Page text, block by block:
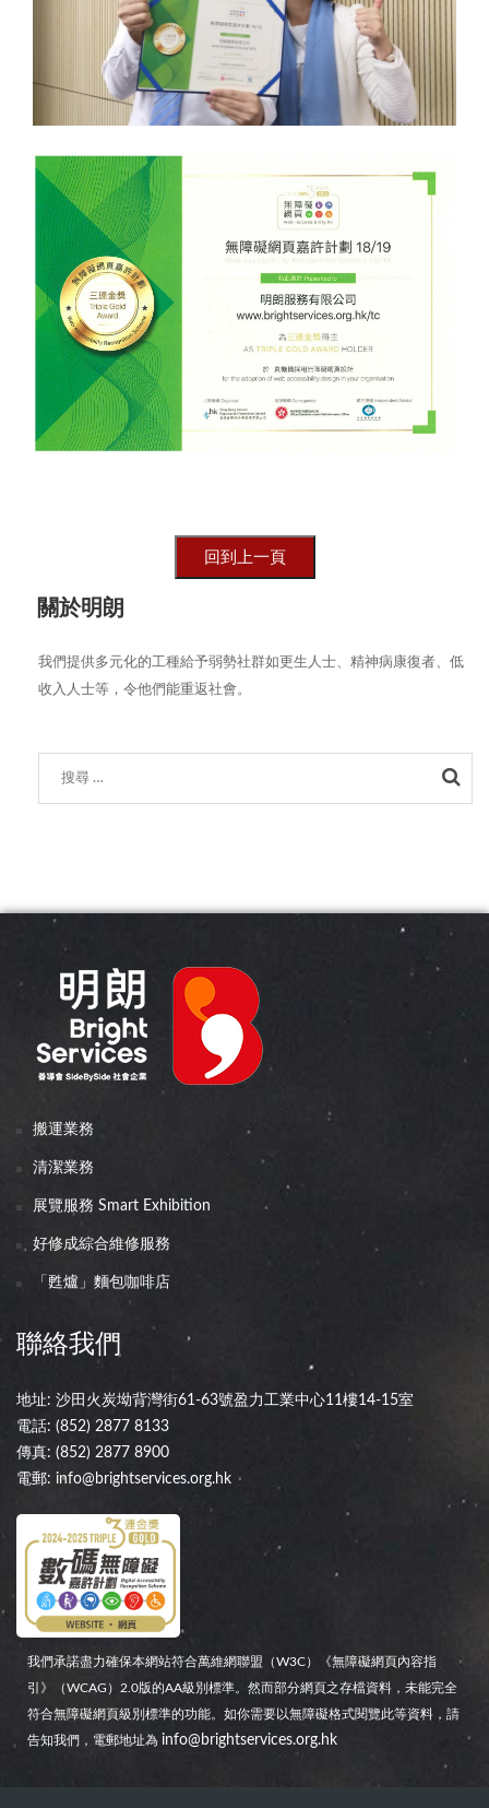
關於明朗
我們提供多元化的工種給予弱勢社群如更生人士、精神病康復者、低
收入人士等，令他們能重返社會。
搬運業務
清潔業務
展覽服務 Smart Exhibition
好修成綜合維修服務
「甦爐」麵包咖啡店
聯絡我們
地址: 沙田火炭坳背灣街61-63號盈力工業中心11樓14-15室
電話: (852) 2877 8133
傳真: (852) 2877 8900
電郵: info@brightservices.org.hk
我們承諾盡力確保本網站符合萬維網聯盟（W3C）《無障礙網頁內容指
引》（WCAG）2.0版的AA級別標準。然而部分網頁之存檔資料，未能完全
符合無障礙網頁級別標準的功能。如你需要以無障礙格式閱覽此等資料，請
告知我們，電郵地址為 info@brightservices.org.hk